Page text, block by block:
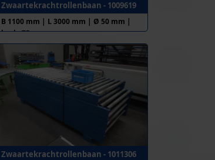
Zwaartekrachtrollenbaan - 1009619
B 1100 mm | L 3000 mm | Ø 50 mm |
h.o.h. 75 mm
Zwaartekrachtrollenbaan - 1011306